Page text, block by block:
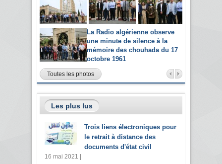
La Radio algérienne observe
une minute de silence à la
mémoire des chouhada du 17
octobre 1961
Toutes les photos
Les plus lus
Trois liens électroniques pour
le retrait à distance des
documents d'état civil
16 mai 2021 |